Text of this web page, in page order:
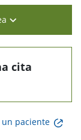
cita
paciente